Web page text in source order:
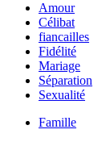
Amour
Célibat
fiancailles
Fidélité
Mariage
Séparation
Sexualité
Famille